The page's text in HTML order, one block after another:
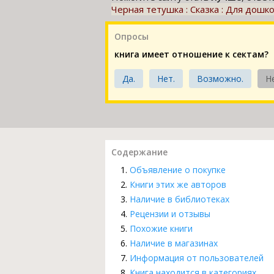
Черная тетушка : Сказка : Для
Опросы
книга имеет отношение к сектам?
Да. Нет. Возможно.
Содержание
Объявление о покупке
Книги этих же авторов
Наличие в библиотеках
Рецензии и отзывы
Похожие книги
Наличие в магазинах
Информация от пользователей